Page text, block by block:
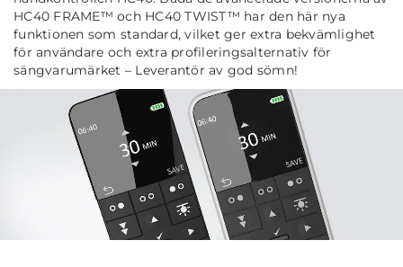
HC40 FRAME™ och HC40 TWIST™ har den här nya
funktionen som standard, vilket ger extra bekvämlighet
för användare och extra profileringsalternativ för
sängvarumärket – Leverantör av god sömn!